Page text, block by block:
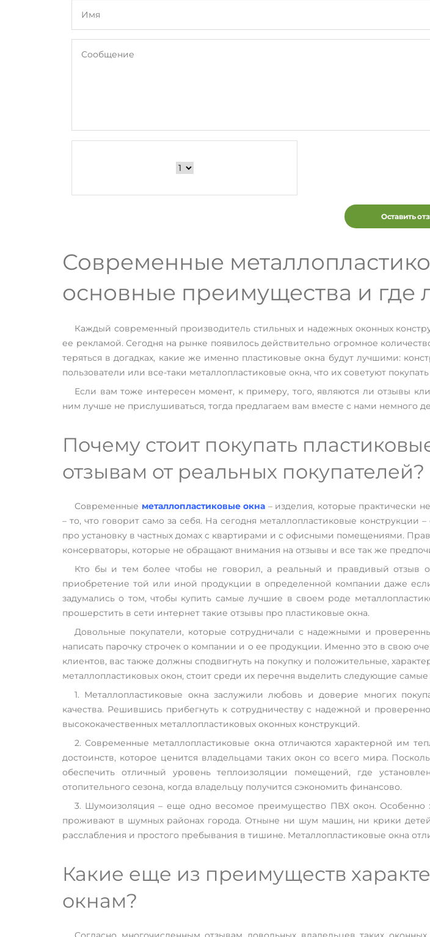
Оставить
Современные
основные преимущества и где
Каждый современный производитель стильных и надежных оконных
ее рекламой. Сегодня на рынке появилось действительно огромное
теряться в догадках, какие же именно пластиковые окна будут лучшими:
пользователи или все-таки металлопластиковые окна, что их советуют
Если вам тоже интересен момент, к примеру, того, являются ли отзывы
ним лучше не прислушиваться, тогда предлагаем вам вместе с нами немного
Почему стоит покупать
отзывам от реальных покупателей?
Современные металлопластиковые окна – изделия, которые практически
– то, что говорит само за себя. На сегодня металлопластиковые
про установку в частных домах с квартирами и с офисными помещениями.
консерваторы, которые не обращают внимания на отзывы и все так же
Кто бы и тем более чтобы не говорил, а реальный и правдивый отзыв
приобретение той или иной продукции в определенной компании даже
задумались о том, чтобы купить самые лучшие в своем роде
прошерстить в сети интернет такие отзывы про пластиковые окна.
Довольные покупатели, которые сотрудничали с надежными и
написать парочку строчек о компании и о ее продукции. Именно это в свою
клиентов, вас также должны сподвигнуть на покупку и положительные,
металлопластиковых окон, стоит среди их перечня выделить следующие
1. Металлопластиковые окна заслужили любовь и доверие многих
качества. Решившись прибегнуть к сотрудничеству с надежной и
высококачественных металлопластиковых оконных конструкций.
2. Современные металлопластиковые окна отличаются характерной им
достоинств, которое ценится владельцами таких окон со всего мира.
обеспечить отличный уровень теплоизоляции помещений, где
отопительного сезона, когда владельцу получится сэкономить финансово.
3. Шумоизоляция – еще одно весомое преимущество ПВХ окон. Особенно
проживают в шумных районах города. Отныне ни шум машин, ни крики
расслабления и простого пребывания в тишине. Металлопластиковые окна
Какие еще из преимуществ
окнам?